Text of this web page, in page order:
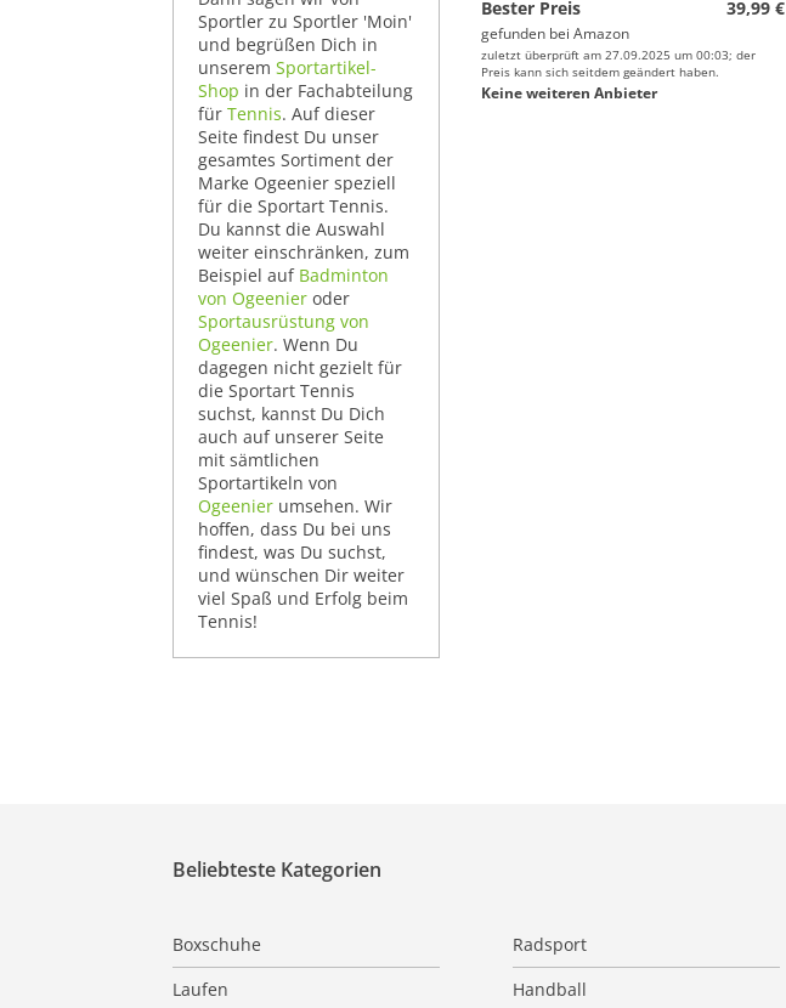
Sportler zu Sportler 'Moin'
und begrüßen Dich in
unserem Sportartikel-
Shop in der Fachabteilung
für Tennis. Auf dieser
Seite findest Du unser
gesamtes Sortiment der
Marke Ogeenier speziell
für die Sportart Tennis.
Du kannst die Auswahl
weiter einschränken, zum
Beispiel auf Badminton
von Ogeenier oder
Sportausrüstung von
Ogeenier. Wenn Du
dagegen nicht gezielt für
die Sportart Tennis
suchst, kannst Du Dich
auch auf unserer Seite
mit sämtlichen
Sportartikeln von
Ogeenier umsehen. Wir
hoffen, dass Du bei uns
findest, was Du suchst,
und wünschen Dir weiter
viel Spaß und Erfolg beim
Tennis!
Bester Preis
39,99 €
gefunden bei Amazon
zuletzt überprüft am 27.09.2025 um 00:03; der
Preis kann sich seitdem geändert haben.
Keine weiteren Anbieter
Beliebteste Kategorien
Boxschuhe
Radsport
Laufen
Handball